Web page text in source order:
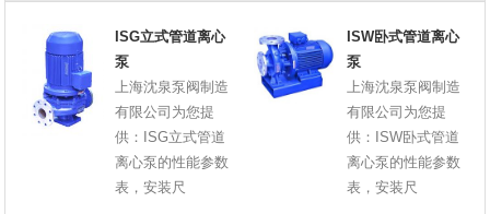
ISG立式管道离心
泵
上海沈泉泵阀制造
有限公司为您提
供：ISG立式管道
离心泵的性能参数
表，安装尺
ISW卧式管道离心
泵
上海沈泉泵阀制造
有限公司为您提
供：ISW卧式管道
离心泵的性能参数
表，安装尺